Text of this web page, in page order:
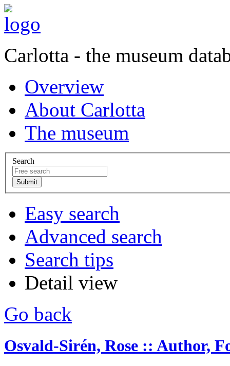
Carlotta - the museum
Overview
About Carlotta
The museum
Search
Easy search
Advanced search
Search tips
Detail view
Go back
Osvald-Sirén, Rose :: Author,